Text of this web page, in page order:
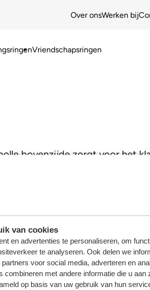
van cookies
en advertenties te personaliseren, om
te analyseren. Ook delen we
voor social media, adverteren en
combineren met andere informatie die u aan
op basis van uw gebruik van hun
Over onsWerken bij
Vriendschapsringen
bovenzijde zorgt voor het
draagcomfort!